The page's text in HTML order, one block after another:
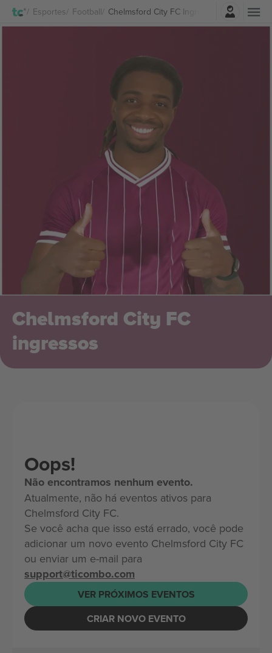
Esportes Football Chelmsford City FC Ingressos
Entrar
Chelmsford City FC
ingressos
Oops!
Não encontramos nenhum evento.
Atualmente, não há eventos ativos para
Chelmsford City FC.
Se você acha que isso está errado, você pode
adicionar um novo evento Chelmsford City FC
ou enviar um e-mail para
support@ticombo.com
VER PRÓXIMOS EVENTOS
CRIAR NOVO EVENTO